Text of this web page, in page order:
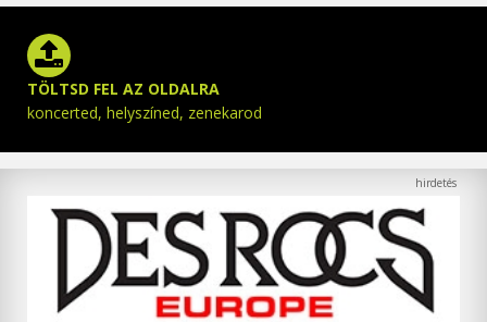
TÖLTSD FEL AZ OLDALRA
koncerted, helyszíned, zenekarod